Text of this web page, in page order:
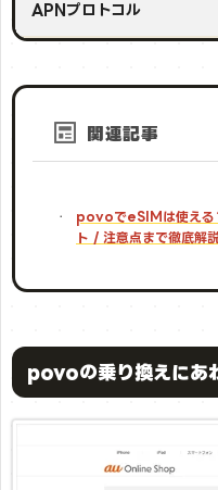
APNプロトコル
関連記事
povoでeSIMは使える
ト / 注意点まで徹底解
povoの乗り換えにあ